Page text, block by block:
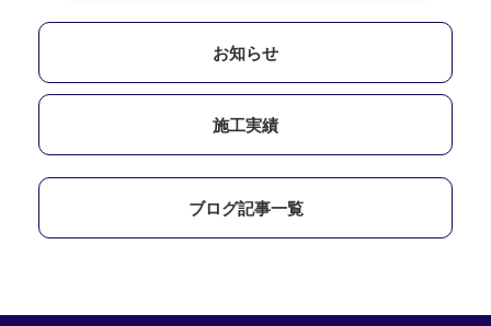
お知らせ
施工実績
ブログ記事一覧